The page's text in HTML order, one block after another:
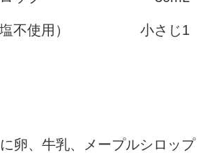
不使用） 小さじ1
卵、牛乳、メープルシロップ